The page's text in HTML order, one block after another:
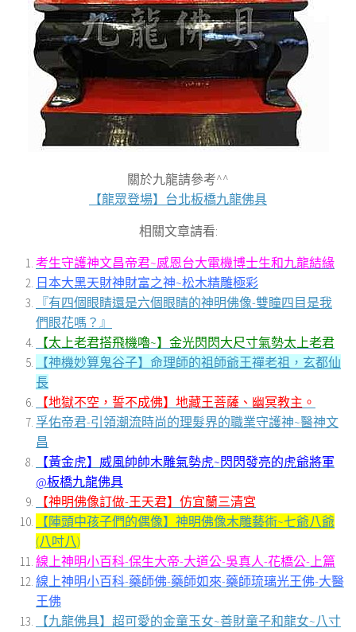
關於九龍請參考^^
【龍眾登場】台北板橋九龍佛具
相關文章請看:
考生守護神文昌帝君~感恩台大電機博士生和九龍結緣
日本大黑天財神財富之神~松木精雕極彩
『有四個眼睛還是六個眼睛的神明佛像-雙瞳四目是我
們眼花嗎？』
【太上老君搭飛機嚕~】金光閃閃大尺寸氣勢太上老君
【神機妙算鬼谷子】命理師的祖師爺王禪老祖，玄都仙
長
【地獄不空，誓不成佛】地藏王菩薩、幽冥教主。
孚佑帝君-引領潮流時尚的理髮界的職業守護神~醫神文
昌
【黃金虎】威風帥帥木雕氣勢虎~閃閃發亮的虎爺將軍
@板橋九龍佛具
【神明佛像訂做-王天君】仿宜蘭三清宮
【陣頭中孩子們的偶像】神明佛像木雕藝術~七爺八爺
(八吋八)
線上神明小百科-保生大帝-大道公-吳真人-花橋公-上篇
線上神明小百科-藥師佛-藥師如來-藥師琉璃光王佛-大醫
王佛
【九龍佛具】超可愛的金童玉女~善財童子和龍女~八寸